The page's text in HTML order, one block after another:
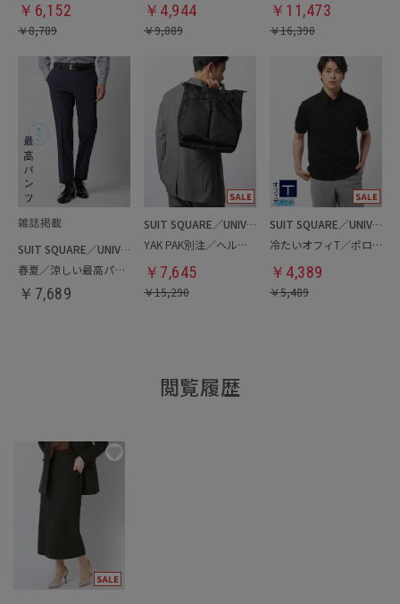
￥ 6,152
￥8,789
￥ 4,944
￥9,889
￥ 11,473
￥16,390
SUIT SQUARE／UNIVERSAL LANGUAGE
春夏／涼しい最高パンツ
￥ 7,689
SUIT SQUARE／UNIVERSAL LANGUAGE
YAK PAK別注／ヘルメットバッグ
￥ 7,645
￥15,290
SUIT SQUARE／UNIVERSAL LANGUAGE
冷たいオフィT／ポロシャツ
￥ 4,389
￥5,489
閲覧履歴